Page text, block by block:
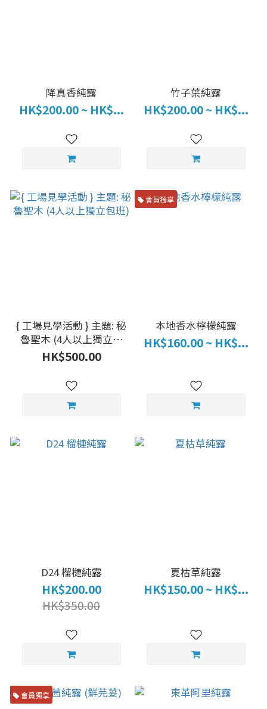
降真香純露
HK$200.00 ~ HK$...
竹子葉純露
HK$200.00 ~ HK$...
{ 工場見學活動 } 主題: 秘
魯聖木 (4人以上獨立包
班)
HK$500.00
會員獨享
本地香水檸檬純露
HK$160.00 ~ HK$...
D24 榴槤純露
HK$200.00
HK$350.00
夏枯草純露
HK$150.00 ~ HK$...
會員獨享